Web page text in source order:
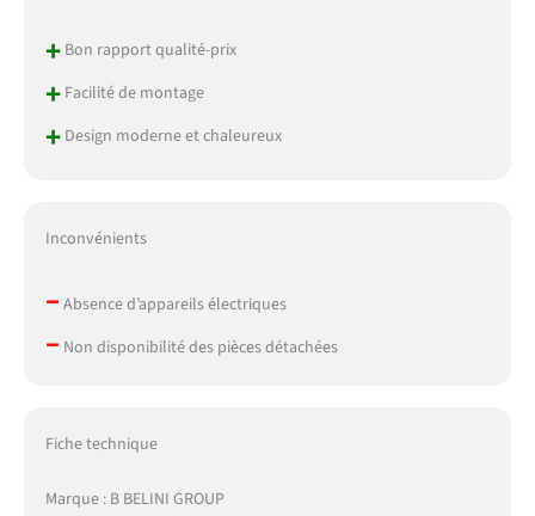
+Bon rapport qualité-prix
+Facilité de montage
+Design moderne et chaleureux
Inconvénients
– Absence d’appareils électriques
– Non disponibilité des pièces détachées
Fiche technique
Marque : B BELINI GROUP